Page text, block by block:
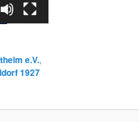
e.V.,
1927